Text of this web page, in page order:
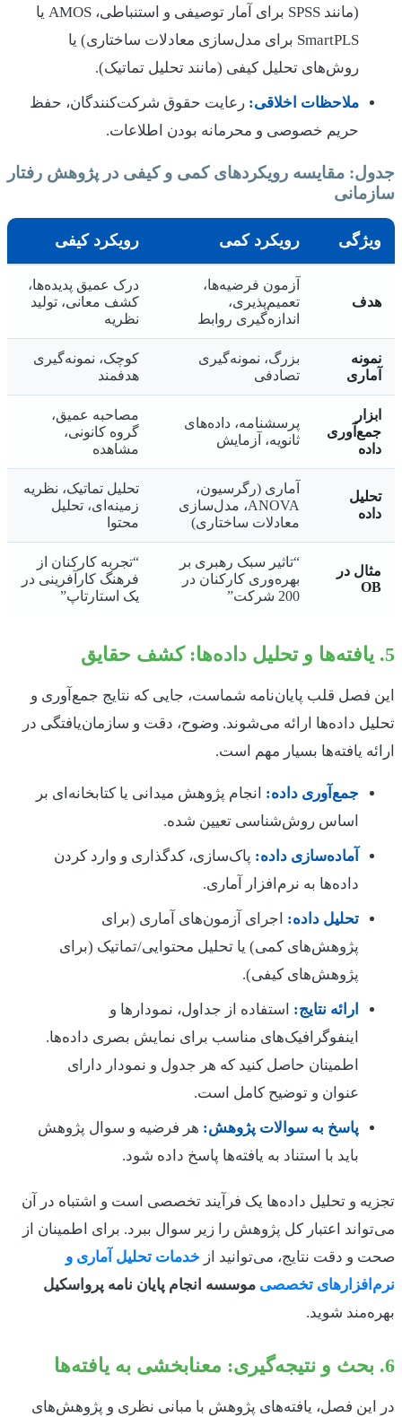
(مانند SPSS برای آمار توصیفی و استنباطی، AMOS یا
SmartPLS برای مدل‌سازی معادلات ساختاری) یا
روش‌های تحلیل کیفی (مانند تحلیل تماتیک).
ملاحظات اخلاقی: رعایت حقوق شرکت‌کنندگان، حفظ
حریم خصوصی و محرمانه بودن اطلاعات.
جدول: مقایسه رویکردهای کمی و کیفی در پژوهش رفتار
سازمانی
ویژگی رویکرد کمی رویکرد کیفی
هدف
آزمون فرضیه‌ها،
تعمیم‌پذیری،
اندازه‌گیری روابط
درک عمیق پدیده‌ها،
کشف معانی، تولید
نظریه
نمونه
آماری
بزرگ، نمونه‌گیری
تصادفی
کوچک، نمونه‌گیری
هدفمند
ابزار
جمع‌آوری
داده
پرسشنامه، داده‌های
ثانویه، آزمایش
مصاحبه عمیق،
گروه کانونی،
مشاهده
تحلیل
داده
آماری (رگرسیون،
ANOVA، مدل‌سازی
معادلات ساختاری)
تحلیل تماتیک، نظریه
زمینه‌ای، تحلیل
محتوا
مثال در
OB
“تاثیر سبک رهبری بر
بهره‌وری کارکنان در
200 شرکت”
“تجربه کارکنان از
فرهنگ کارآفرینی در
یک استارتاپ”
5. یافته‌ها و تحلیل داده‌ها: کشف حقایق
این فصل قلب پایان‌نامه شماست، جایی که نتایج جمع‌آوری و
تحلیل داده‌ها ارائه می‌شوند. وضوح، دقت و سازمان‌یافتگی در
ارائه یافته‌ها بسیار مهم است.
جمع‌آوری داده: انجام پژوهش میدانی یا کتابخانه‌ای بر
اساس روش‌شناسی تعیین شده.
آماده‌سازی داده: پاک‌سازی، کدگذاری و وارد کردن
داده‌ها به نرم‌افزار آماری.
تحلیل داده: اجرای آزمون‌های آماری (برای
پژوهش‌های کمی) یا تحلیل محتوایی/تماتیک (برای
پژوهش‌های کیفی).
ارائه نتایج: استفاده از جداول، نمودارها و
اینفوگرافیک‌های مناسب برای نمایش بصری داده‌ها.
اطمینان حاصل کنید که هر جدول و نمودار دارای
عنوان و توضیح کامل است.
پاسخ به سوالات پژوهش: هر فرضیه و سوال پژوهش
باید با استناد به یافته‌ها پاسخ داده شود.
تجزیه و تحلیل داده‌ها یک فرآیند تخصصی است و اشتباه در آن
می‌تواند اعتبار کل پژوهش را زیر سوال ببرد. برای اطمینان از
صحت و دقت نتایج، می‌توانید از خدمات تحلیل آماری و
نرم‌افزارهای تخصصی موسسه انجام پایان نامه پرواسکیل
بهره‌مند شوید.
6. بحث و نتیجه‌گیری: معنابخشی به یافته‌ها
در این فصل، یافته‌های پژوهش با مبانی نظری و پژوهش‌های